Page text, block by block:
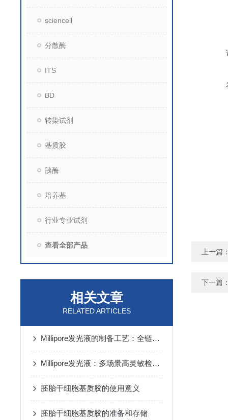
sciencell
分散酶
ITS
BD
转染试剂
基质胶
胰酶
培养基
行业专业试剂
查看全部产品
相关文章
RELATED ARTICLES
Millipore发光液的制备工艺：全链路质控保障检测性能稳定
Millipore发光液：多场景高灵敏检测的核心试剂支撑
胚胎干细胞基质胶的使用意义
胚胎干细胞基质胶的准备和存储
上一篇
下一篇